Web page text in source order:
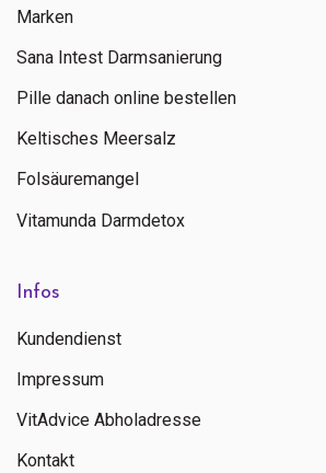
Senden
Kontaktieren Sie uns
+ 31 (0)85 13 00 990
Mo - Fr: 09:00 - 16:00
Marken
Sana Intest Darmsanierung
Pille danach online bestellen
Keltisches Meersalz
Folsäuremangel
Vitamunda Darmdetox
Infos
Kundendienst
Impressum
VitAdvice Abholadresse
Kontakt